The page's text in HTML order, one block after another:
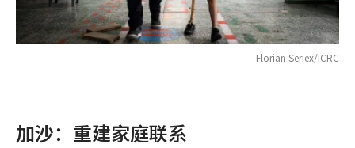
Florian Seriex/ICRC
加沙：重建家庭联系